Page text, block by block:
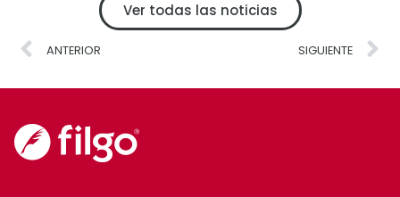
Ver todas las noticias
ANTERIOR SIGUIENTE